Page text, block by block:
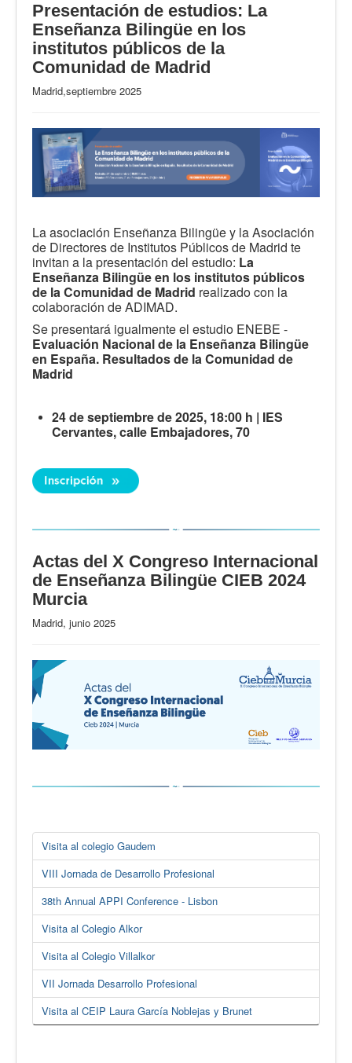
Presentación de estudios: La
Enseñanza Bilingüe en los
institutos públicos de la
Comunidad de Madrid
Madrid,septiembre 2025
La asociación Enseñanza Bilingüe y la Asociación
de Directores de Institutos Públicos de Madrid te
invitan a la presentación del estudio: La
Enseñanza Bilingüe en los institutos públicos
de la Comunidad de Madrid realizado con la
colaboración de ADIMAD.
Se presentará igualmente el estudio ENEBE -
Evaluación Nacional de la Enseñanza Bilingüe
en España. Resultados de la Comunidad de
Madrid
24 de septiembre de 2025, 18:00 h | IES
Cervantes, calle Embajadores, 70
Actas del X Congreso Internacional
de Enseñanza Bilingüe CIEB 2024
Murcia
Madrid, junio 2025
Visita al colegio Gaudem
VIII Jornada de Desarrollo Profesional
38th Annual APPI Conference - Lisbon
Visita al Colegio Alkor
Visita al Colegio Villalkor
VII Jornada Desarrollo Profesional
Visita al CEIP Laura García Noblejas y Brunet